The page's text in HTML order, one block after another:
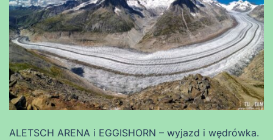
ALETSCH ARENA i EGGISHORN – wyjazd i wędrówka.